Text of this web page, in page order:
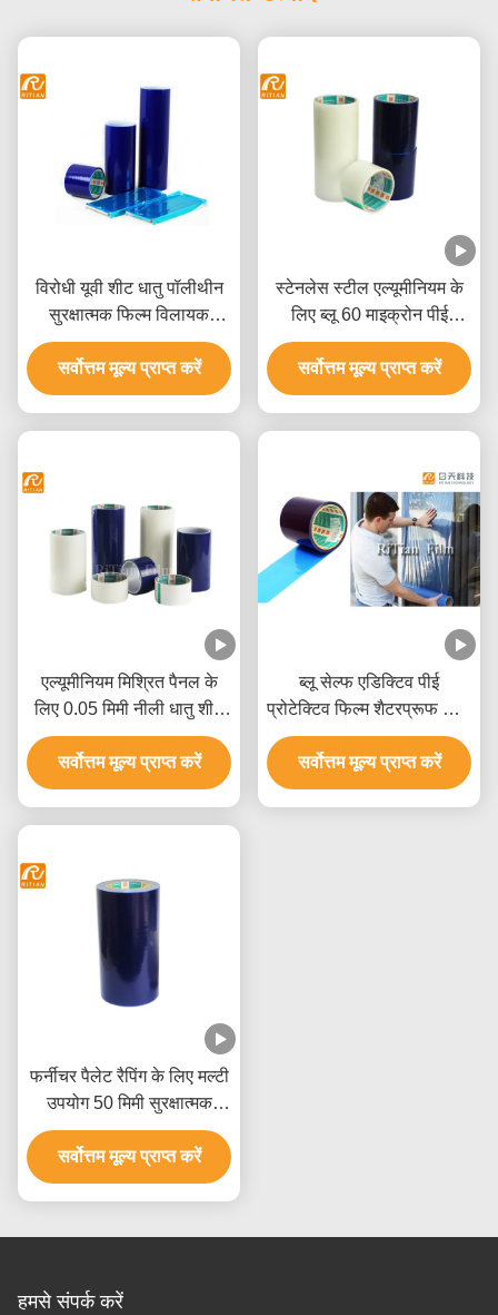
विरोधी यूवी शीट धातु पॉलीथीन
सुरक्षात्मक फिल्म विलायक
आधारित चिपकने वाला:
सर्वोत्तम मूल्य प्राप्त करें
स्टेनलेस स्टील एल्यूमीनियम के
लिए ब्लू 60 माइक्रोन पीई
सुरक्षात्मक फिल्म
सर्वोत्तम मूल्य प्राप्त करें
एल्यूमीनियम मिश्रित पैनल के
लिए 0.05 मिमी नीली धातु शीट
पीई संरक्षण फिल्म
सर्वोत्तम मूल्य प्राप्त करें
ब्लू सेल्फ एडिक्टिव पीई
प्रोटेक्टिव फिल्म शैटरप्रूफ विंडो
फिल्म
सर्वोत्तम मूल्य प्राप्त करें
फर्नीचर पैलेट रैपिंग के लिए मल्टी
उपयोग 50 मिमी सुरक्षात्मक
प्लास्टिक फिल्म
सर्वोत्तम मूल्य प्राप्त करें
हमसे संपर्क करें